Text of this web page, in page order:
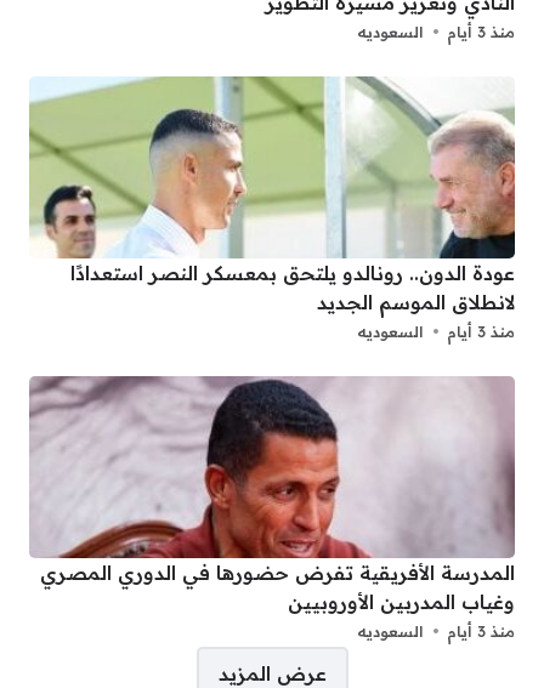
منذ 3 أيام السعوديه
عودة الدون.. رونالدو يلتحق بمعسكر النصر استعدادًا
لانطلاق الموسم الجديد
منذ 3 أيام السعوديه
المدرسة الأفريقية تفرض حضورها في الدوري المصري
وغياب المدربين الأوروبيين
منذ 3 أيام السعوديه
عرض المزيد